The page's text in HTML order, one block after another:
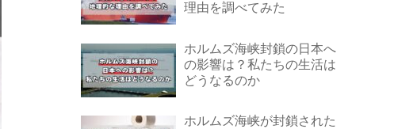
理由を調べてみた
ホルムズ海峡封鎖の日本へ
の影響は？私たちの生活は
どうなるのか
ホルムズ海峡が封鎖された